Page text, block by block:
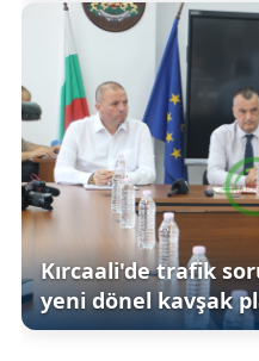
Kırcaali'de trafik
yeni dönel kavşak